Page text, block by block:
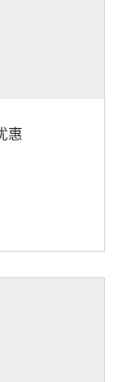
惠